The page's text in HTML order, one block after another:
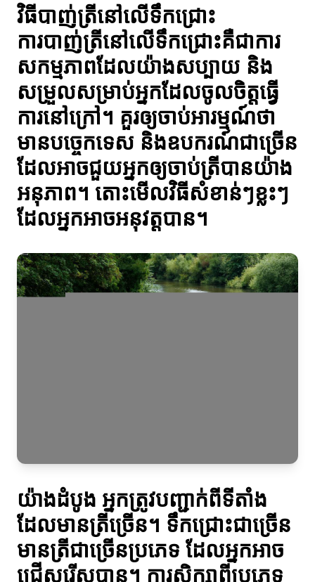
វិធីបាញ់ត្រីនៅលើទឹកជ្រោះ
ការបាញ់ត្រីនៅលើទឹកជ្រោះគឺជាការ
សកម្មភាពដែលយ៉ាងសប្បាយ និង
សម្រួលសម្រាប់អ្នកដែលចូលចិត្តធ្វើ
ការនៅក្រៅ។ គួរឲ្យចាប់អារម្មណ៍ថា
មានបច្ចេកទេស និងឧបករណ៍ជាច្រើន
ដែលអាចជួយអ្នកឲ្យចាប់ត្រីបានយ៉ាង
អនុភាព។ តោះមើលវិធីសំខាន់ៗខ្លះៗ
ដែលអ្នកអាចអនុវត្តបាន។
យ៉ាងដំបូង អ្នកត្រូវបញ្ជាក់ពីទីតាំង
ដែលមានត្រីច្រើន។ ទឹកជ្រោះជាច្រើន
មានត្រីជាច្រើនប្រភេទ ដែលអ្នកអាច
ជ្រើសរើសបាន។ ការសិក្សាពីប្រភេទ